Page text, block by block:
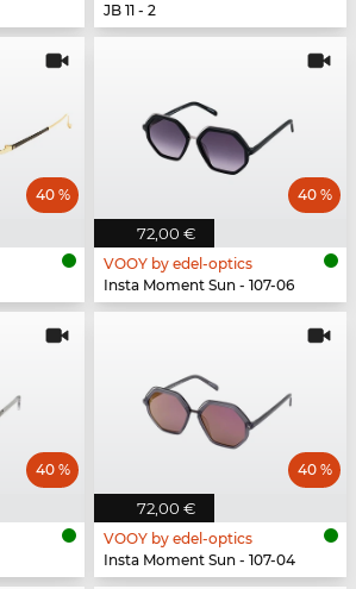
JB 11 - 2
40 %
72,00 €
40 %
VOOY by edel-optics
Insta Moment Sun - 107-06
40 %
72,00 €
40 %
VOOY by edel-optics
Insta Moment Sun - 107-04